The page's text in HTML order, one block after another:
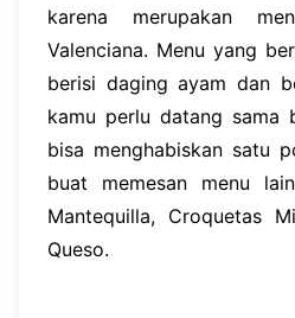
karena merupakan
Valenciana. Menu yang
berisi daging ayam dan
kamu perlu datang sama
bisa menghabiskan satu
buat memesan menu
Mantequilla, Croquetas
Queso.